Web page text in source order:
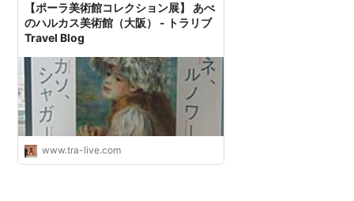
【ポーラ美術館コレクション展】 あべ
のハルカス美術館（大阪） - トラリブ
Travel Blog
www.tra-live.com